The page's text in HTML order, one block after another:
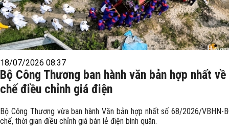
18/07/2026 08:37
Bộ Công Thương ban hành văn bản hợp nhất
chế điều chỉnh giá điện
Bộ Công Thương vừa ban hành Văn bản hợp nhất số 68/2026/VBHN-
chế, thời gian điều chỉnh giá bán lẻ điện bình quân.